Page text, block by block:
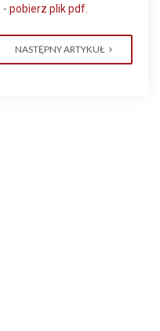
- pobierz plik pdf.
NASTĘPNY ARTYKUŁ